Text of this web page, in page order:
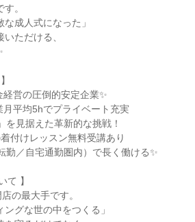
。
な成人式になった」
ただける、
営の圧倒的安定企業✨
平均5hでプライベート充実
を見据えた革新的な挑戦！
付けレッスン無料受講あり
勤／自宅通勤圏内）で長く働ける✨
て 】
の最大手です。
ングな世の中をつくる」